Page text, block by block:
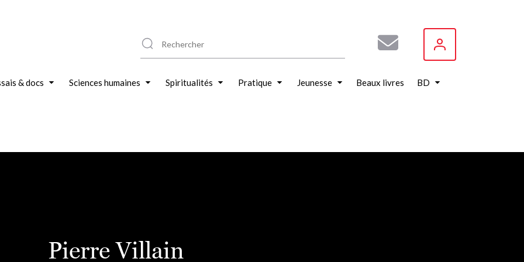
& docs Sciences humaines Spiritualités Pratique Jeunesse Beaux livres BD
Pierre Villain